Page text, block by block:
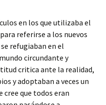
en los que utilizaba el
referirse a los nuevos
refugiaban en el
circundante y
critica ante la realidad,
y adoptaban a veces un
que todos eran